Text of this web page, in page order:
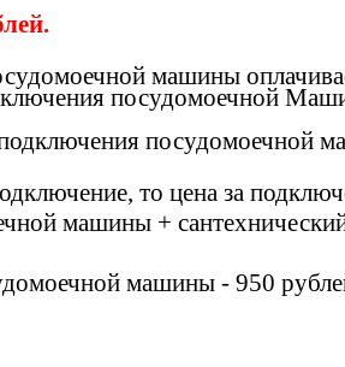
машины
посудомоечной
посудомоечной
то цена за
машины +
машины - 950